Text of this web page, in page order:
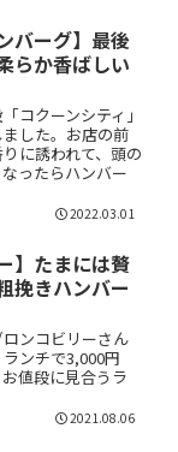
バーグ】最後
らか香ばしい
コクーンシティ」
した。お店の前
に誘われて、頭の
ったらハンバー
2022.03.01
】たまには贅
挽きハンバー
ンコビリーさん
ンチで3,000円
値段に見合うラ
2021.08.06